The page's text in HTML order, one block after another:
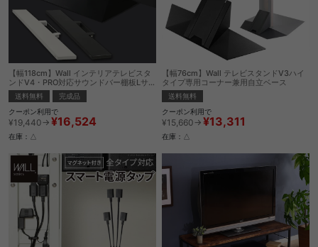
【幅118cm】Wall インテリアテレビスタ
ンドV4・PRO対応サウンドバー棚板Lサイ
ズ送料無料
完成品
クーポン利用で
¥19,440→ ¥16,524
在庫：△
【幅76cm】Wall テレビスタンドV3ハイ
タイプ専用コーナー兼用自立ベース
送料無料
クーポン利用で
¥15,660→ ¥13,311
在庫：△